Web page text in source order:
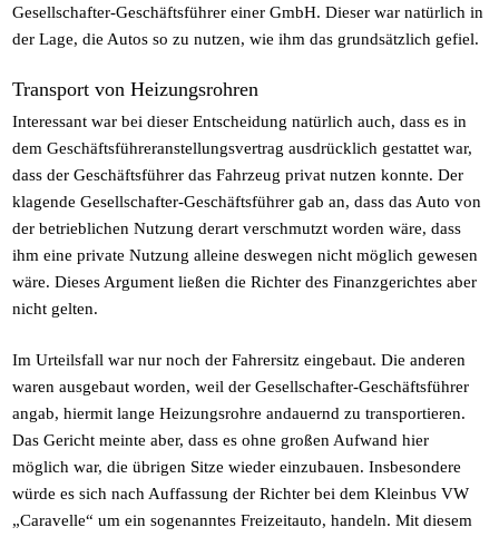
Gesellschafter-Geschäftsführer einer GmbH. Dieser war natürlich in
der Lage, die Autos so zu nutzen, wie ihm das grundsätzlich gefiel.
Transport von Heizungsrohren
Interessant war bei dieser Entscheidung natürlich auch, dass es in
dem Geschäftsführeranstellungsvertrag ausdrücklich gestattet war,
dass der Geschäftsführer das Fahrzeug privat nutzen konnte. Der
klagende Gesellschafter-Geschäftsführer gab an, dass das Auto von
der betrieblichen Nutzung derart verschmutzt worden wäre, dass
ihm eine private Nutzung alleine deswegen nicht möglich gewesen
wäre. Dieses Argument ließen die Richter des Finanzgerichtes aber
nicht gelten.
Im Urteilsfall war nur noch der Fahrersitz eingebaut. Die anderen
waren ausgebaut worden, weil der Gesellschafter-Geschäftsführer
angab, hiermit lange Heizungsrohre andauernd zu transportieren.
Das Gericht meinte aber, dass es ohne großen Aufwand hier
möglich war, die übrigen Sitze wieder einzubauen. Insbesondere
würde es sich nach Auffassung der Richter bei dem Kleinbus VW
„Caravelle“ um ein sogenanntes Freizeitauto, handeln. Mit diesem